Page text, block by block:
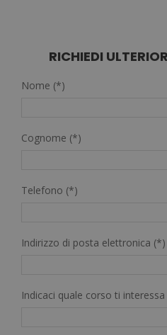
RICHIEDI
Nome (*)
Cognome (*)
Telefono (*)
Indirizzo di posta elettronica (*)
Indicaci quale corso ti